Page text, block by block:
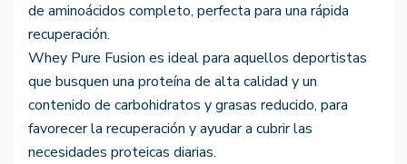
de aminoácidos completo, perfecta para una rápida
recuperación.
Whey Pure Fusion es ideal para aquellos deportistas
que busquen una proteína de alta calidad y un
contenido de carbohidratos y grasas reducido, para
favorecer la recuperación y ayudar a cubrir las
necesidades proteicas diarias.